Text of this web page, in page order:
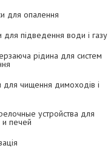
для опалення
для підведення води і газу
рідина для систем
для чищення димоходів і
устройства для
и печей